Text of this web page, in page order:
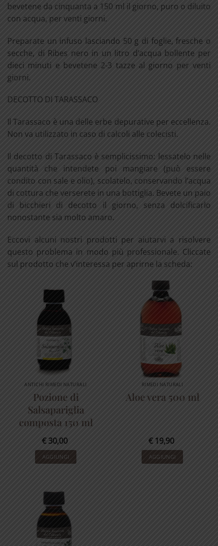
bevetene da cinquanta a 150 ml il giorno, puro o diluito
con acqua, per venti giorni.
Preparate un infuso lasciando 50 g di foglie, fresche o
secche, di Ribes nero in un litro d’acqua bollente per
dieci minuti e bevetene 2-3 tazze al giorno per venti
giorni.
DECOTTO DI TARASSACO
Il Tarassaco è una delle erbe depurative per eccellenza.
Non va utilizzato in caso di calcoli alle colecisti.
Il decotto di Tarassaco è semplicissimo: lessatelo nelle
quantità che intendete poi mangiare (può essere
condito con sale e olio), scolatelo, conservando l’acqua
di cottura che verserete in una bottiglia. Bevete un paio
di bicchieri di decotto il giorno, senza dolcificarlo
nonostante sia molto amaro.
Eccovi alcuni nostri prodotti per aiutarvi a risolvere
questo problema in modo più professionale. Cliccate
sul prodotto che v’interessa per aprirne la scheda:
ANTICHI RIMEDI NATURALI
Pozione di
Salsapariglia
composta 150 ml
€30,00
AGGIUNGI
RIMEDI NATURALI
Aloe vera 500 ml
€19,90
AGGIUNGI